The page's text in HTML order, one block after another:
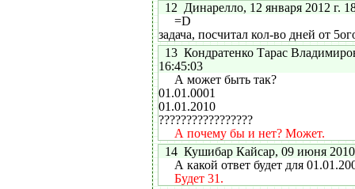
12 Динарелло, 12 января 2012 г.
=D
задача, посчитал кол-во дней от
13 Кондратенко Тарас
16:45:03
А может быть так?
01.01.0001
01.01.2010
?????????????????
А почему бы и нет? Может.
14 Кушибар Кайсар, 09 июня 2010
А какой ответ будет для
Будет 31.